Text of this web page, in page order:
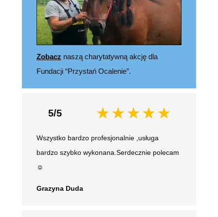
Zobacz naszą charytatywną akcję dla
Fundacji “Przystań Ocalenie”.
5/5
Wszystko bardzo profesjonalnie ,usługa
bardzo szybko wykonana.Serdecznie polecam
☺️
Grazyna Duda